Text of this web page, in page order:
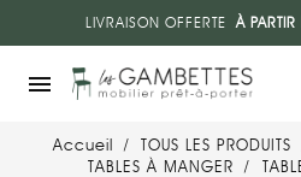
LIVRAISON OFFERTEÀ
menu
Accueil TOUS LES PRODUITS
TABLES À MANGER